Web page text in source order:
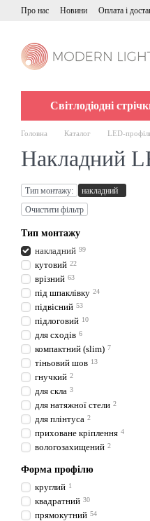
Перейти до основного контенту
Про нас Новини Оплата і
Світлодіодні
Головна Каталог LED-
Накладний
Тип монтажу:
накладний
Очистити фільтр
Тип монтажу
накладний 99
кутовий 22
врізний 63
під шпаклівку 24
підвісний 53
підлоговий 10
для сходів 6
компактний (slim) 7
тіньовий шов 13
гнучкий 2
для скла 3
для натяжної стели 2
для плінтуса 2
приховане кріплення 4
вологозахищений 2
Форма профілю
круглий 1
квадратний 30
прямокутний 54